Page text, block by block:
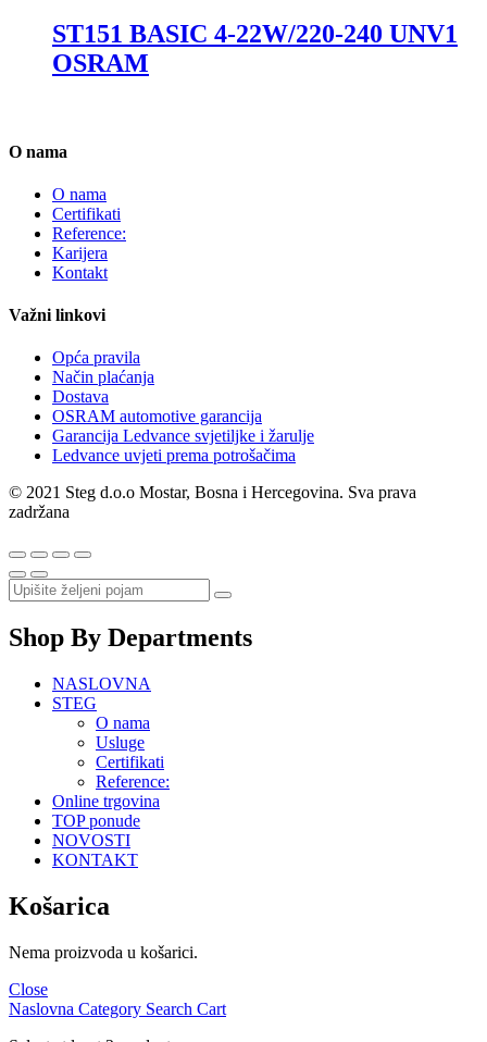
ST151 BASIC 4-22W/220-240 UNV1
OSRAM
O nama
O nama
Certifikati
Reference:
Karijera
Kontakt
Važni linkovi
Opća pravila
Način plaćanja
Dostava
OSRAM automotive garancija
Garancija Ledvance svjetiljke i žarulje
Ledvance uvjeti prema potrošačima
© 2021 Steg d.o.o Mostar, Bosna i Hercegovina. Sva prava
zadržana
Shop By Departments
NASLOVNA
STEG
O nama
Usluge
Certifikati
Reference:
Online trgovina
TOP ponude
NOVOSTI
KONTAKT
Košarica
Nema proizvoda u košarici.
Close
Naslovna Category Search Cart